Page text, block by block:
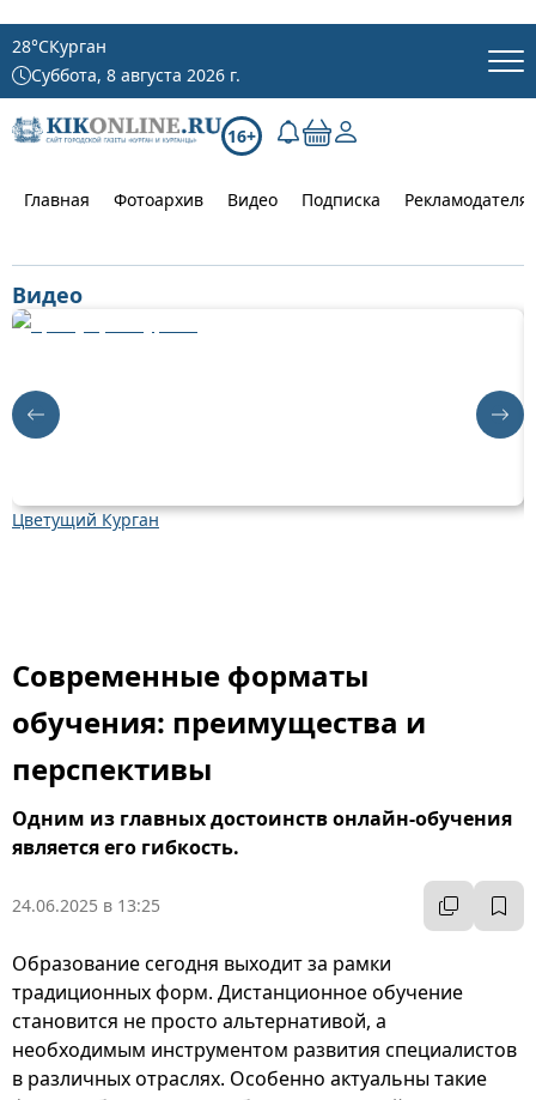
28°CКурган
Суббота, 8 августа 2026 г.
16+
Главная Фотоархив Видео Подписка
Видео
Цветущий Курган
Современные форматы
обучения: преимущества и
перспективы
Одним из главных достоинств онлайн-обучения
является его гибкость.
24.06.2025 в 13:25
Образование сегодня выходит за рамки
традиционных форм. Дистанционное обучение
становится не просто альтернативой, а
необходимым инструментом развития специалистов
в различных отраслях. Особенно актуальны такие